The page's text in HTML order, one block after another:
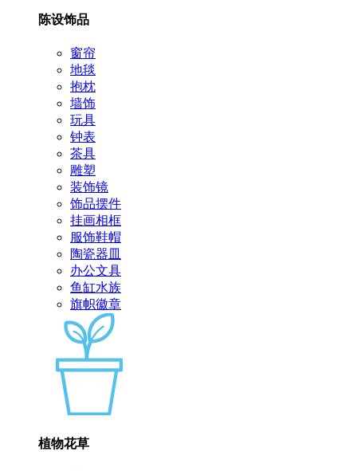
陈设饰品
窗帘
地毯
抱枕
墙饰
玩具
钟表
茶具
雕塑
装饰镜
饰品摆件
挂画相框
服饰鞋帽
陶瓷器皿
办公文具
鱼缸水族
旗帜徽章
植物花草